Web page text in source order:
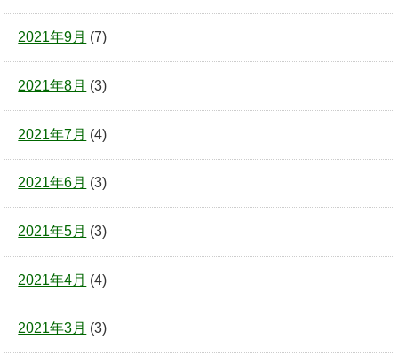
2021年9月 (7)
2021年8月 (3)
2021年7月 (4)
2021年6月 (3)
2021年5月 (3)
2021年4月 (4)
2021年3月 (3)